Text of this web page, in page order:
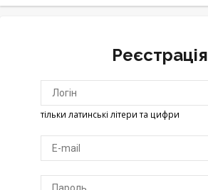
Реєстрація
тільки латинські літери та цифри